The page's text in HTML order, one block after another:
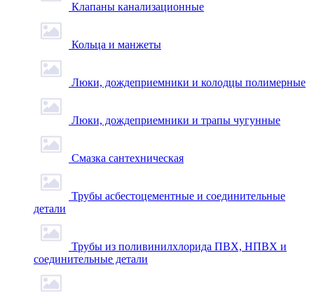
Клапаны канализационные
Кольца и манжеты
Люки, дождеприемники и колодцы полимерные
Люки, дождеприемники и трапы чугунные
Смазка сантехническая
Трубы асбестоцементные и соединительные
детали
Трубы из поливинилхлорида ПВХ, НПВХ и
соединительные детали